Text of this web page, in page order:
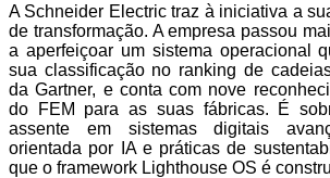
A Schneider Electric traz à iniciativa a
de transformação. A empresa passou
a aperfeiçoar um sistema operacional
sua classificação no ranking de
da Gartner, e conta com nove
do FEM para as suas fábricas. É
assente em sistemas digitais
orientada por IA e práticas de
que o framework Lighthouse OS é